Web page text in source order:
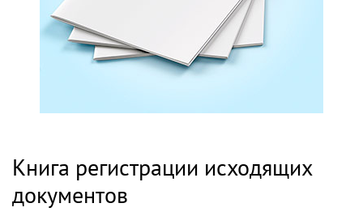
Контакты
Книга регистрации исходящих
документов